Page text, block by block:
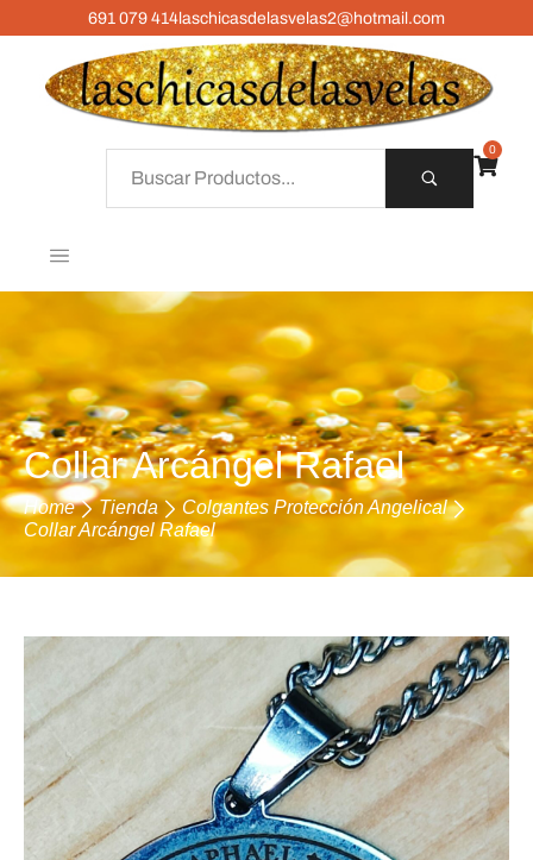
691 079 414laschicasdelasvelas2@hotmail.com
0
Collar Arcángel Rafael
Home Tienda
Colgantes Protección Angelical
Collar Arcángel Rafael